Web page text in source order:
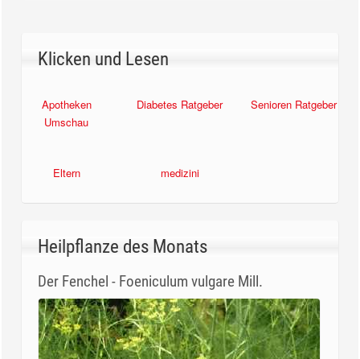
Klicken und Lesen
Apotheken
Umschau
Diabetes Ratgeber Senioren Ratgeber
Eltern medizini
Heilpflanze des Monats
Der Fenchel - Foeniculum vulgare Mill.